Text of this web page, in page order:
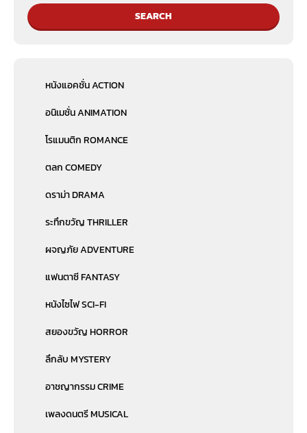
SEARCH
หนังแอคชั่น ACTION
อนิเมชั่น ANIMATION
โรแมนติก ROMANCE
ตลก COMEDY
ดราม่า DRAMA
ระทึกขวัญ THRILLER
ผจญภัย ADVENTURE
แฟนตาซี FANTASY
หนังไซไฟ SCI-FI
สยองขวัญ HORROR
ลึกลับ MYSTERY
อาชญากรรม CRIME
เพลงดนตรี MUSICAL